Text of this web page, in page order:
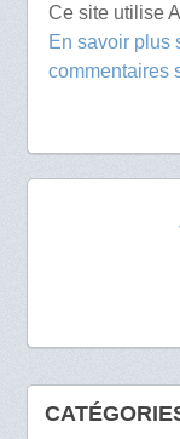
Ce site utilise
En savoir plus
commentaires